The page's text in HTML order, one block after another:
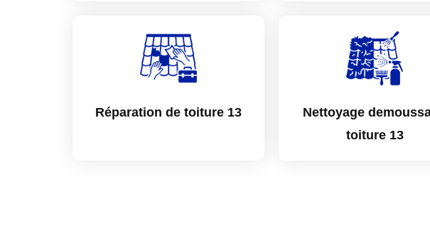
Réparation de toiture 13
Nettoyage
toiture 13